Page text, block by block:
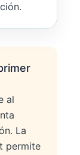
al
La
permite